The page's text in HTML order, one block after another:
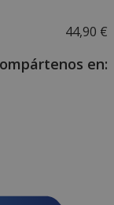
44,90 €
en: